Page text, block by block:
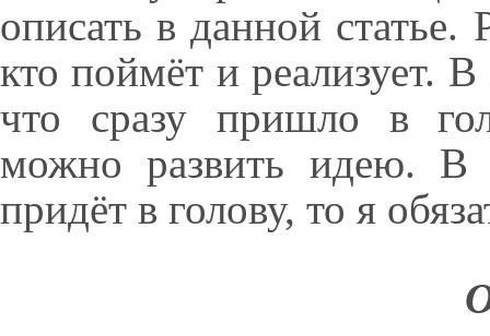
описать в данной
кто поймёт и реализует.
что сразу пришло в
можно развить идею. В
придёт в голову, то я